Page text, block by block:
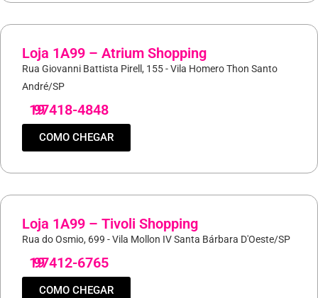
Loja 1A99 – Atrium Shopping
Rua Giovanni Battista Pirell, 155 - Vila Homero Thon Santo
André/SP
19
97418-4848
COMO CHEGAR
Loja 1A99 – Tivoli Shopping
Rua do Osmio, 699 - Vila Mollon IV Santa Bárbara D'Oeste/SP
19
97412-6765
COMO CHEGAR